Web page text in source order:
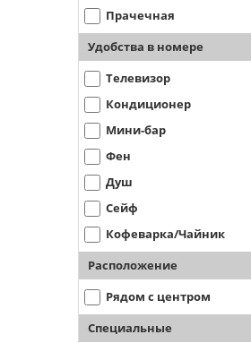
Прачечная
Удобства в номере
Телевизор
Кондиционер
Мини-бар
Фен
Душ
Сейф
Кофеварка/Чайник
Расположение
Рядом с центром
Специальные